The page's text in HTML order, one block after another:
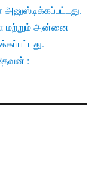
மற்றும் அன்னை
: